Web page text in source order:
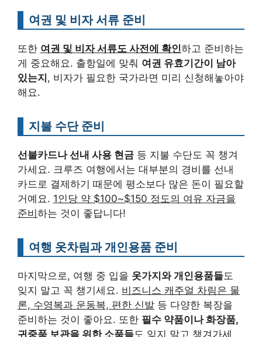
여권 및 비자 서류 준비
또한 여권 및 비자 서류도 사전에 확인하고 준비하는
게 중요해요. 출항일에 맞춰 여권 유효기간이 남아
있는지 , 비자가 필요한 국가라면 미리 신청해놓아야
해요.
지불 수단 준비
선불카드나 선내 사용 현금 등 지불 수단도 꼭 챙겨
가세요. 크루즈 여행에서는 대부분의 경비를 선내
카드로 결제하기 때문에 평소보다 많은 돈이 필요할
거예요. 1인당 약 $100~$150 정도의 여유 자금을
준비하는 것이 좋답니다!
여행 옷차림과 개인용품 준비
마지막으로, 여행 중 입을 옷가지와 개인용품들도
잊지 말고 꼭 챙기세요. 비즈니스 캐주얼 차림은 물
론, 수영복과 운동복, 편한 신발 등 다양한 복장을
준비하는 것이 좋아요. 또한 필수 약품이나 화장품,
귀중품 보관을 위한 소품들도 잊지 말고 챙겨가세